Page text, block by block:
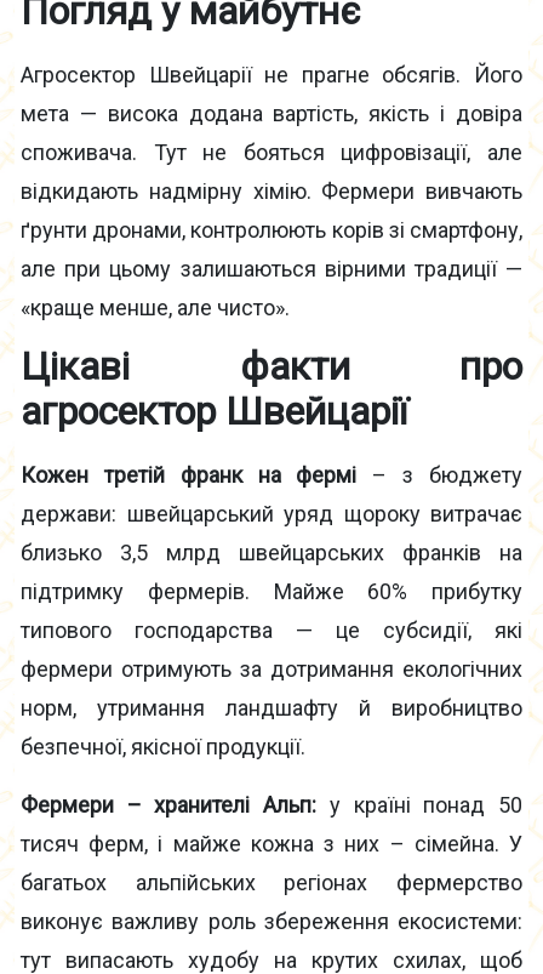
Погляд у майбутнє
Агросектор Швейцарії не прагне обсягів. Його
мета — висока додана вартість, якість і довіра
споживача. Тут не бояться цифровізації, але
відкидають надмірну хімію. Фермери вивчають
ґрунти дронами, контролюють корів зі смартфону,
але при цьому залишаються вірними традиції —
«краще менше, але чисто».
Цікаві факти про
агросектор Швейцарії
Кожен третій франк на фермі – з бюджету
держави: швейцарський уряд щороку витрачає
близько 3,5 млрд швейцарських франків на
підтримку фермерів. Майже 60% прибутку
типового господарства — це субсидії, які
фермери отримують за дотримання екологічних
норм, утримання ландшафту й виробництво
безпечної, якісної продукції.
Фермери – хранителі Альп: у країні понад 50
тисяч ферм, і майже кожна з них – сімейна. У
багатьох альпійських регіонах фермерство
виконує важливу роль збереження екосистеми:
тут випасають худобу на крутих схилах, щоб